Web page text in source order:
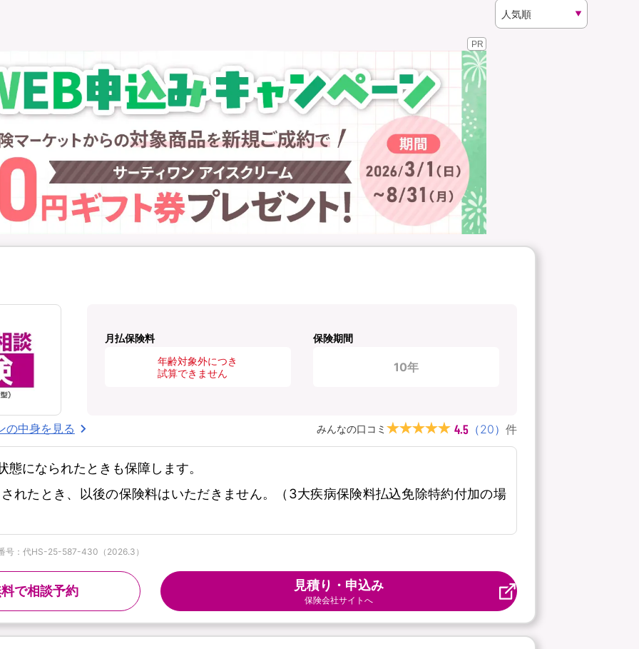
PR
月払保険料
年齢対象外につき
試算できません
保険期間
10年
の中身を見る みんなの口コミ 4.5 （20） 件
になられたときも保障します。
れたとき、以後の保険料はいただきません。（3大疾病保険料払込免除特約付加の場
号：代HS-25-587-430（2026.3）
で相談予約 見積り・申込み
保険会社サイトへ